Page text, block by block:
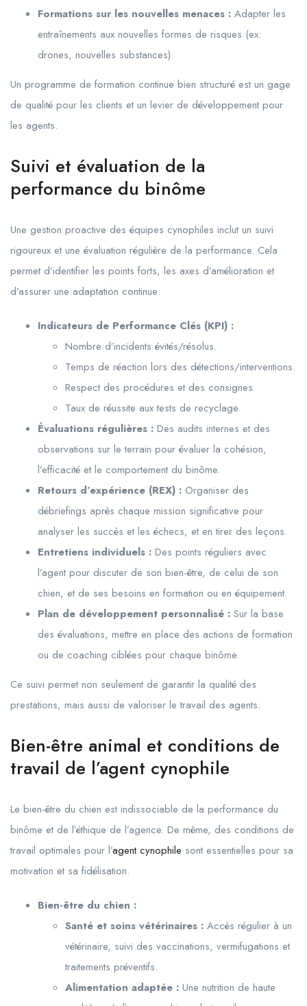
Formations sur les nouvelles menaces : Adapter les
entraînements aux nouvelles formes de risques (ex:
drones, nouvelles substances).
Un programme de formation continue bien structuré est un gage
de qualité pour les clients et un levier de développement pour
les agents.
Suivi et évaluation de la
performance du binôme
Une gestion proactive des équipes cynophiles inclut un suivi
rigoureux et une évaluation régulière de la performance. Cela
permet d’identifier les points forts, les axes d’amélioration et
d’assurer une adaptation continue.
Indicateurs de Performance Clés (KPI) :
Nombre d’incidents évités/résolus.
Temps de réaction lors des détections/interventions.
Respect des procédures et des consignes.
Taux de réussite aux tests de recyclage.
Évaluations régulières : Des audits internes et des
observations sur le terrain pour évaluer la cohésion,
l’efficacité et le comportement du binôme.
Retours d’expérience (REX) : Organiser des
débriefings après chaque mission significative pour
analyser les succès et les échecs, et en tirer des leçons.
Entretiens individuels : Des points réguliers avec
l’agent pour discuter de son bien-être, de celui de son
chien, et de ses besoins en formation ou en équipement.
Plan de développement personnalisé : Sur la base
des évaluations, mettre en place des actions de formation
ou de coaching ciblées pour chaque binôme.
Ce suivi permet non seulement de garantir la qualité des
prestations, mais aussi de valoriser le travail des agents.
Bien-être animal et conditions de
travail de l’agent cynophile
Le bien-être du chien est indissociable de la performance du
binôme et de l’éthique de l’agence. De même, des conditions de
travail optimales pour l’agent cynophile sont essentielles pour sa
motivation et sa fidélisation.
Bien-être du chien :
Santé et soins vétérinaires : Accès régulier à un
vétérinaire, suivi des vaccinations, vermifugations et
traitements préventifs.
Alimentation adaptée : Une nutrition de haute